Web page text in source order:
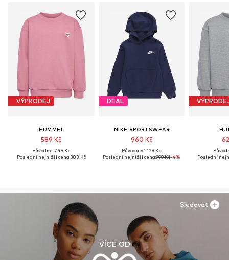
VÝPRODEJ
HUMMEL
589 Kč
Původně: 749 Kč
Poslední nejnižší cena:383 Kč
DEAL
NIKE SPORTSWEAR
960 Kč
Původně: 1 129 Kč
Poslední nejnižší cena:999 Kč-4%
Poslední
VÍCE OD
Sledovat